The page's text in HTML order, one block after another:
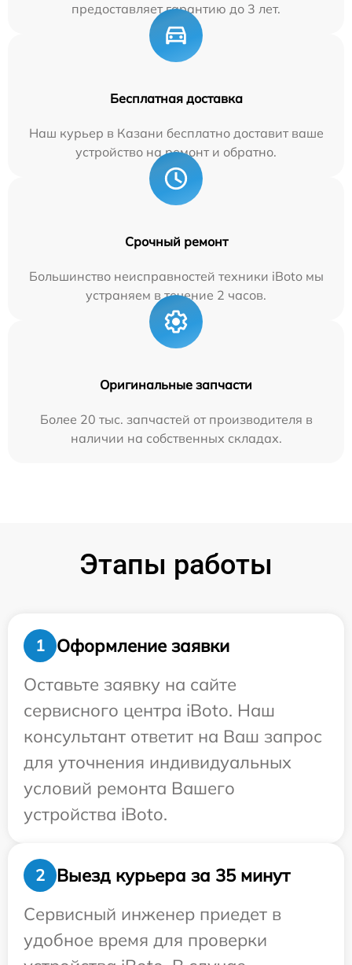
предоставляет гарантию до 3 лет.
Бесплатная доставка
Наш курьер в Казани бесплатно доставит ваше
устройство на ремонт и обратно.
Срочный ремонт
Большинство неисправностей техники iBoto мы
устраняем в течение 2 часов.
Оригинальные запчасти
Более 20 тыс. запчастей от производителя в
наличии на собственных складах.
Этапы работы
1
Оформление заявки
Оставьте заявку на сайте
сервисного центра iBoto. Наш
консультант ответит на Ваш запрос
для уточнения индивидуальных
условий ремонта Вашего
устройства iBoto.
2
Выезд курьера за 35 минут
Сервисный инженер приедет в
удобное время для проверки